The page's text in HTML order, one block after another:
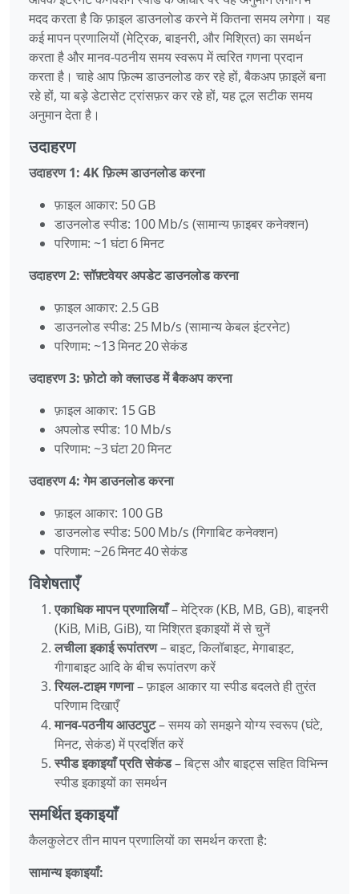
मदद करता है कि फ़ाइल डाउनलोड करने में कितना समय लगेगा। यह
कई मापन प्रणालियों (मेट्रिक, बाइनरी, और मिश्रित) का समर्थन
करता है और मानव‑पठनीय समय स्वरूप में त्वरित गणना प्रदान
करता है। चाहे आप फ़िल्म डाउनलोड कर रहे हों, बैकअप फ़ाइलें बना
रहे हों, या बड़े डेटासेट ट्रांसफ़र कर रहे हों, यह टूल सटीक समय
अनुमान देता है।
उदाहरण
उदाहरण 1: 4K फ़िल्म डाउनलोड करना
फ़ाइल आकार: 50 GB
डाउनलोड स्पीड: 100 Mb/s (सामान्य फ़ाइबर कनेक्शन)
परिणाम: ~1 घंटा 6 मिनट
उदाहरण 2: सॉफ़्टवेयर अपडेट डाउनलोड करना
फ़ाइल आकार: 2.5 GB
डाउनलोड स्पीड: 25 Mb/s (सामान्य केबल इंटरनेट)
परिणाम: ~13 मिनट 20 सेकंड
उदाहरण 3: फ़ोटो को क्लाउड में बैकअप करना
फ़ाइल आकार: 15 GB
अपलोड स्पीड: 10 Mb/s
परिणाम: ~3 घंटा 20 मिनट
उदाहरण 4: गेम डाउनलोड करना
फ़ाइल आकार: 100 GB
डाउनलोड स्पीड: 500 Mb/s (गिगाबिट कनेक्शन)
परिणाम: ~26 मिनट 40 सेकंड
विशेषताएँ
एकाधिक मापन प्रणालियाँ– मेट्रिक (KB, MB, GB), बाइनरी
(KiB, MiB, GiB), या मिश्रित इकाइयों में से चुनें
लचीला इकाई रूपांतरण– बाइट, किलॉबाइट, मेगाबाइट,
गीगाबाइट आदि के बीच रूपांतरण करें
रियल‑टाइम गणना– फ़ाइल आकार या स्पीड बदलते ही तुरंत
परिणाम दिखाएँ
मानव‑पठनीय आउटपुट– समय को समझने योग्य स्वरूप (घंटे,
मिनट, सेकंड) में प्रदर्शित करें
स्पीड इकाइयाँ प्रति सेकंड– बिट्स और बाइट्स सहित विभिन्न
स्पीड इकाइयों का समर्थन
समर्थित इकाइयाँ
कैलकुलेटर तीन मापन प्रणालियों का समर्थन करता है:
सामान्य इकाइयाँ: